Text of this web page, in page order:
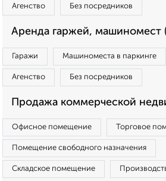
Агенство Без посредников
Аренда гаржей, машиномест
Гаражи Машиноместа в паркинге
Агенство Без посредников
Продажа коммерческой
Офисное помещение Торговое
Помещение свободного назначения
Складское помещение